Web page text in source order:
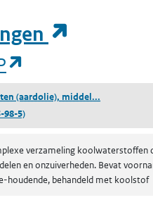
(aardolie), middel...
98-5)
verzameling koolwaterstoffen
en onzuiverheden. Bevat
houdende, behandeld met koolstof